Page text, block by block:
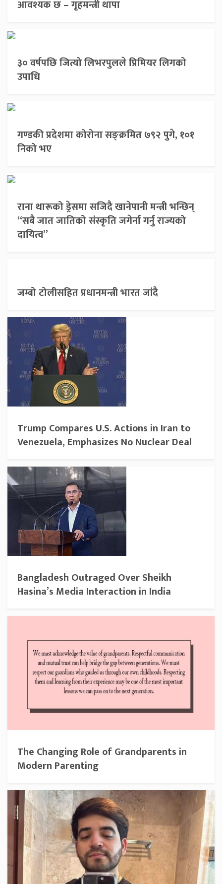
आवश्यक छ – गृहमन्त्री थापा
३० वर्षपछि जित्यो लिभरपुलले प्रिमियर लिगको
उपाधि
गण्डकी प्रदेशमा कोरोना सङ्क्रमित ७९२ पुगे, १०१
निको भए
राना थारूको ड्रेसमा सजिदै खानेपानी मन्त्री भन्छिन्
“सबै जात जातिको संस्कृति जगेर्ना गर्नु राज्यको
दायित्व”
जम्बो टोलीसहित प्रधानमन्त्री भारत जांदै
Trump Compares U.S. Actions in Iran to
Venezuela, Emphasizes No Nuclear Deal
Bangladesh Outraged Over Sheikh
Hasina’s Media Interaction in India
The Changing Role of Grandparents in
Modern Parenting